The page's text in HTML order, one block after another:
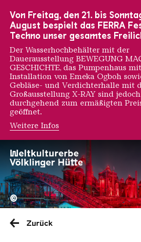
©
Zurück
Von Freitag, den 21. bis
August bespielt das FERRA
Techno unser gesamtes
Der Wasserhochbehälter mit der
Dauerausstellung BEWEGUNG
GESCHICHTE, das Pumpenhaus
Installation von Emeka Ogboh
Gebläse- und Verdichterhalle mit
Großausstellung X-RAY sind jedoch
durchgehend zum ermäßigten
geöffnet.
Weitere Infos